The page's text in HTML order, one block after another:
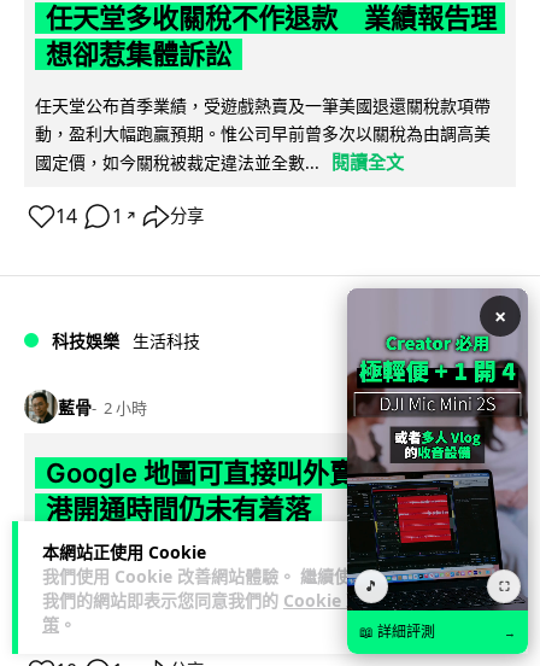
本網站正使用 Cookie
我們使用 Cookie 改善網站體驗。 繼續使用
我們的網站即表示您同意我們的 Cookie 政
策 。
任天堂多收關稅不作退款 業績報告理
想卻惹集體訴訟
任天堂公布首季業績，受遊戲熱賣及一筆美國退還關稅款項帶
動，盈利大幅跑贏預期。惟公司早前曾多次以關稅為由調高美
國定價，如今關稅被裁定違法並全數...
閱讀全文
14 1 ↗ 分享
科技娛樂 生活科技
藍骨 2 小時
Google 地圖可直接叫外賣訂酒店 香
港開通時間仍未有着落
Google 為 Google Maps 內置聊天助手 Ask Maps 新增叫外
賣、訂酒店及查詢現場活動等自主執行功能，並引入個人化推
薦及...
閱讀全文
×
🎵 ⛶
📖 詳細評測 →